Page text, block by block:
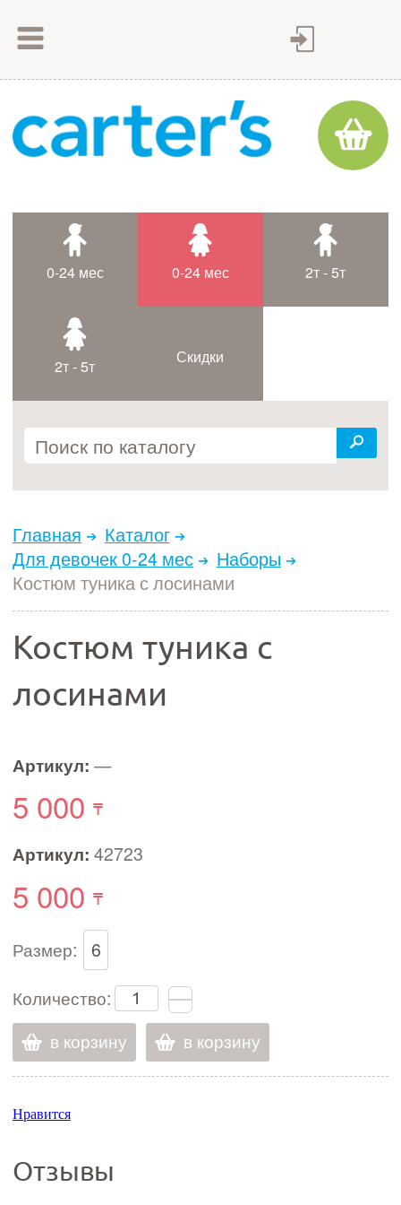
Как оплатить
Доставка товара
Контакты
0-24 мес 0-24 мес 2т - 5т
2т - 5т Скидки
Главная
Каталог
Для девочек 0-24 мес
Наборы
Костюм туника с лосинами
Костюм туника с
лосинами
Артикул: —
5 000
Артикул: 42723
5 000
Размер:
6
Количество:
в корзину
в корзину
Нравится
Отзывы